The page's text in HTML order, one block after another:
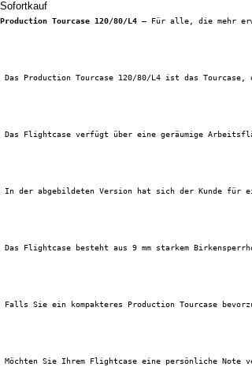
Sofortkauf
Production Tourcase 120/80/L4 – Für alle, die mehr
Das Production Tourcase 120/80/L4 ist das
Das Flightcase verfügt über eine geräumige
In der abgebildeten Version hat sich der Kunde für
Das Flightcase besteht aus 9 mm starkem
Falls Sie ein kompakteres Production Tourcase
Möchten Sie Ihrem Flightcase eine persönliche Note